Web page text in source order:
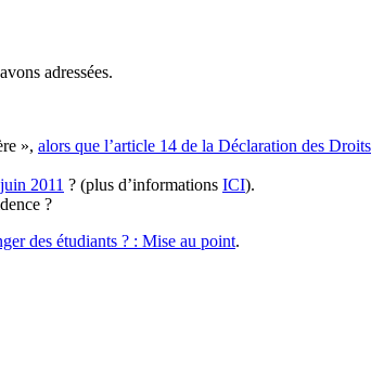
adressées.
», alors que l’article 14 de la Déclaration des Droits
2011 ? (plus d’informations ICI).
?
des étudiants ? : Mise au point.